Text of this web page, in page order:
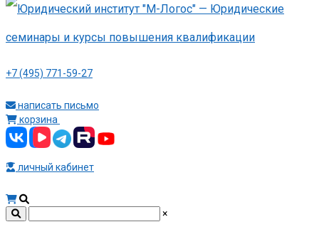
+7 (495) 771-59-27
написать письмо
корзина
личный кабинет
×